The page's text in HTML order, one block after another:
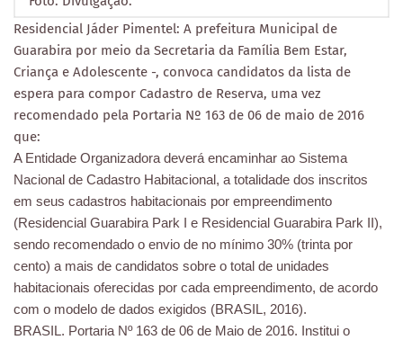
Residencial Jáder Pimentel: A prefeitura Municipal de
Guarabira por meio da Secretaria da Família Bem Estar,
Criança e Adolescente -, convoca candidatos da lista de
espera para compor Cadastro de Reserva, uma vez
recomendado pela Portaria Nº 163 de 06 de maio de 2016
que:
A Entidade Organizadora deverá encaminhar ao Sistema
Nacional de Cadastro Habitacional, a totalidade dos inscritos
em seus cadastros habitacionais por empreendimento
(Residencial Guarabira Park I e Residencial Guarabira Park II),
sendo recomendado o envio de no mínimo 30% (trinta por
cento) a mais de candidatos sobre o total de unidades
habitacionais oferecidas por cada empreendimento, de acordo
com o modelo de dados exigidos (BRASIL, 2016).
BRASIL. Portaria Nº 163 de 06 de Maio de 2016. Institui o